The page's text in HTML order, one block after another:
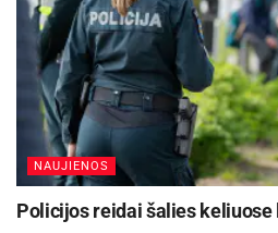
NAUJIENOS
Policijos reidai šalies keliuose